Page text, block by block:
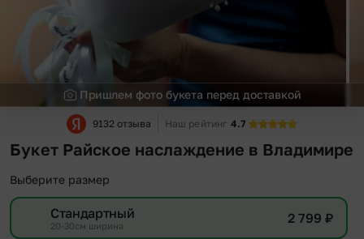
Пришлем фото букета перед доставкой
9132 отзыва Наш рейтинг 4.7
Букет Райское наслаждение в Владимире
Выберите размер
Стандартный
20-30см ширина 2 799 ₽